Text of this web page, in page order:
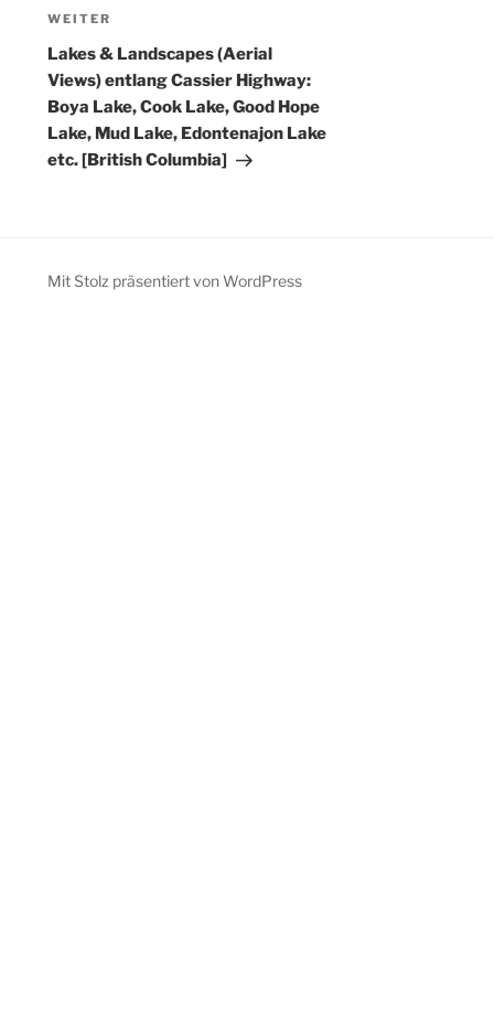
Nächster
Beitrag
WEITER
Lakes & Landscapes (Aerial
Views) entlang Cassier Highway:
Boya Lake, Cook Lake, Good Hope
Lake, Mud Lake, Edontenajon Lake
etc. [British Columbia]
Mit Stolz präsentiert von WordPress